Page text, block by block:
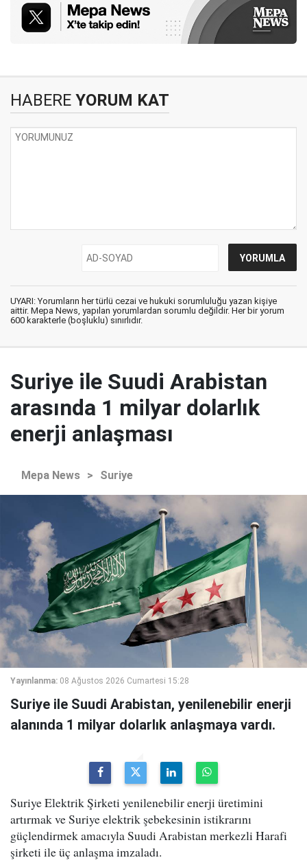
HABERE YORUM KAT
UYARI: Yorumların her türlü cezai ve hukuki sorumluluğu yazan kişiye
aittir. Mepa News, yapılan yorumlardan sorumlu değildir. Her bir yorum
600 karakterle (boşluklu) sınırlıdır.
Suriye ile Suudi Arabistan
arasında 1 milyar dolarlık
enerji anlaşması
Mepa News > Suriye
Yayınlanma: 08 Ağustos 2026 Cumartesi 15:28
Suriye ile Suudi Arabistan, yenilenebilir enerji
alanında 1 milyar dolarlık anlaşmaya vardı.
Suriye Elektrik Şirketi yenilenebilir enerji üretimini
artırmak ve Suriye elektrik şebekesinin istikrarını
güçlendirmek amacıyla Suudi Arabistan merkezli Harafi
şirketi ile üç anlaşma imzaladı.